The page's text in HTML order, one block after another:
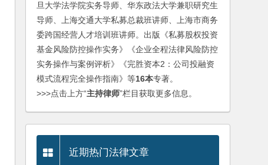
旦大学法学院实务导师、华东政法大学兼职研究生
导师、上海交通大学私募总裁班讲师、上海市商务
委跨国经营人才培训班讲师。出版《私募股权投资
基金风险防控操作实务》《企业全程法律风险防控
实务操作与案例评析》《完胜资本2：公司投融资
模式流程完全操作指南》等16本专著。
>>>点击上方“主持律师”栏目获取更多信息。
近期热门法律文章